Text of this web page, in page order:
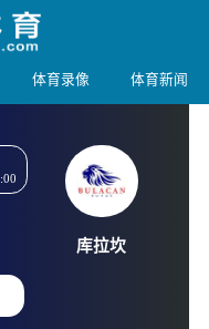
体育录像 体育新闻
02 16:00:00
: